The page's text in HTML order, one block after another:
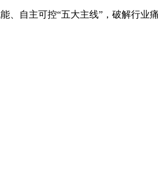
自主可控“五大主线”，破解行业